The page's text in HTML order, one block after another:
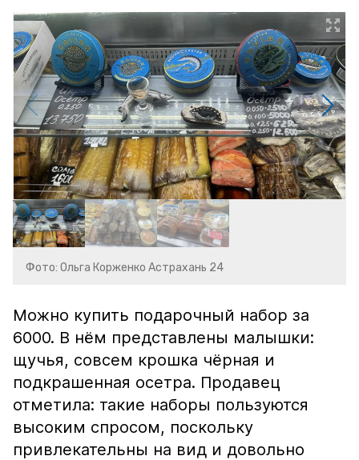
Фото: Ольга Корженко Астрахань 24
Можно купить подарочный набор за
6000. В нём представлены малышки:
щучья, совсем крошка чёрная и
подкрашенная осетра. Продавец
отметила: такие наборы пользуются
высоким спросом, поскольку
привлекательны на вид и довольно